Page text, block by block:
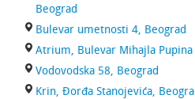
Beograd
Bulevar umetnosti 4, Beograd
Atrium, Bulevar Mihajla Pupina
Vodovodska 58, Beograd
Krin, Đorđa Stanojevića,